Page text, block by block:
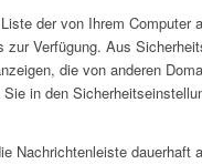
der von Ihrem Computer
zur Verfügung. Aus
die von anderen
in den
Nachrichtenleiste dauerhaft